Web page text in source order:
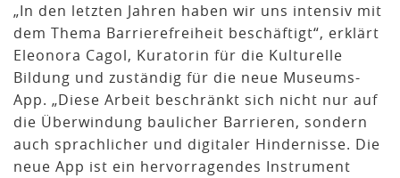
„In den letzten Jahren haben wir uns intensiv mit
dem Thema Barrierefreiheit beschäftigt“, erklärt
Eleonora Cagol, Kuratorin für die Kulturelle
Bildung und zuständig für die neue Museums-
App. „Diese Arbeit beschränkt sich nicht nur auf
die Überwindung baulicher Barrieren, sondern
auch sprachlicher und digitaler Hindernisse. Die
neue App ist ein hervorragendes Instrument